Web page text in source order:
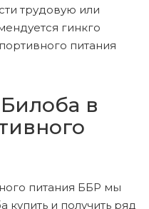
трудовую или
гинкго
питания
в
питания ББР мы
купить и получить ряд